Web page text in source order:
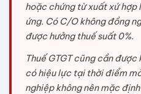
hoặc chứng từ xuất xứ hợp
ứng. Có C/O không đồng
được hưởng thuế suất 0%.
Thuế GTGT cũng cần
có hiệu lực tại thời điểm
nghiệp không nên mặc